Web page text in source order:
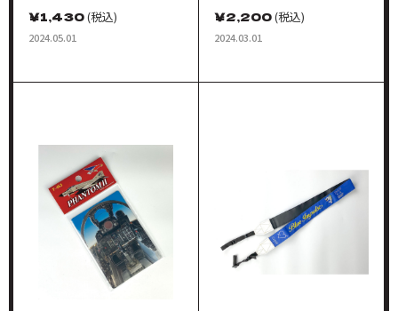
ンド（本庄美風、菊原香鈴、
中村彩雲、土井静羽）
￥1,430(税込)
2024.05.01
カー
￥2,200(税込)
2024.03.01